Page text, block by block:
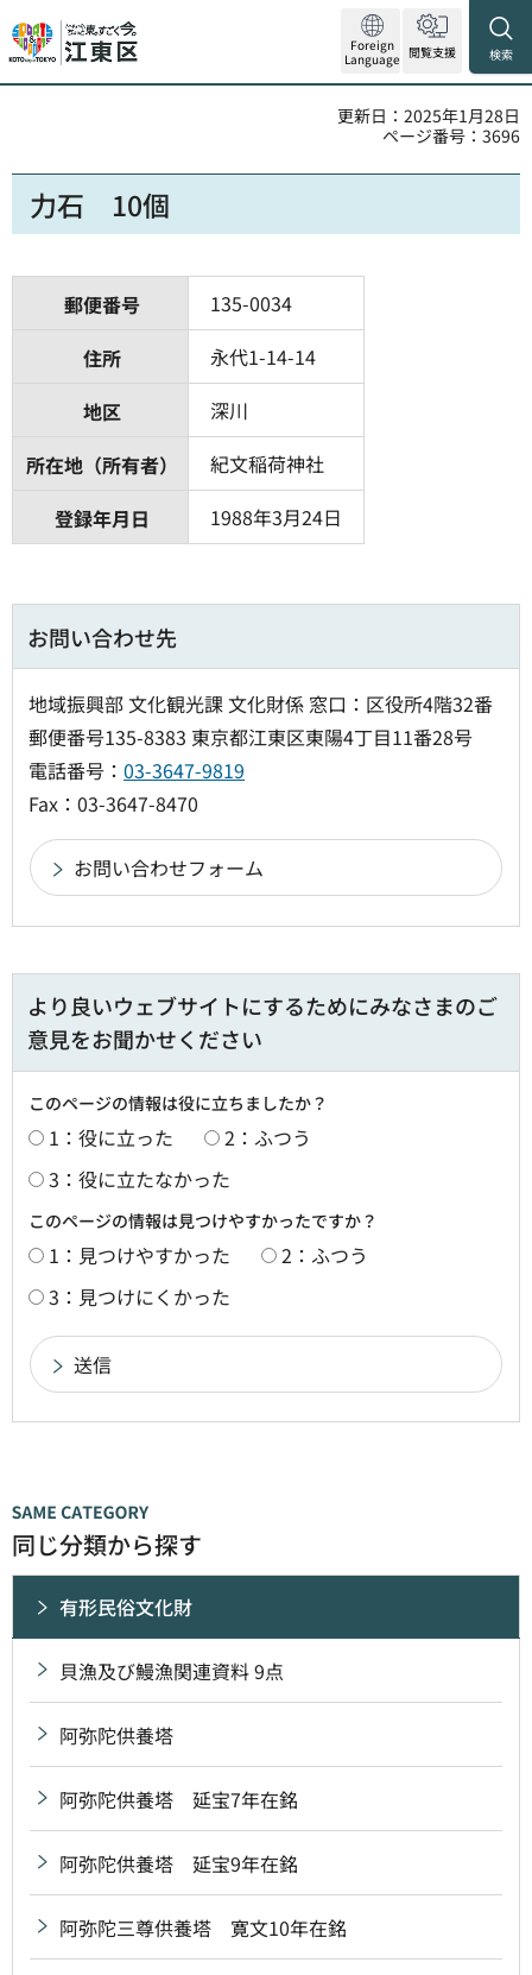
Foreign
Language 閲覧支援 検索
更新日：2025年1月28日
ページ番号：3696
力石 10個
郵便番号
135-0034
住所
永代1-14-14
地区
深川
所在地（所有者）
紀文稲荷神社
登録年月日
1988年3月24日
お問い合わせ先
地域振興部 文化観光課 文化財係 窓口：区役所4階32番
郵便番号135-8383 東京都江東区東陽4丁目11番28号
電話番号： 03-3647-9819
Fax：03-3647-8470
より良いウェブサイトにするためにみなさまのご
意見をお聞かせください
このページの情報は役に立ちましたか？
1：役に立った
2：ふつう
3：役に立たなかった
このページの情報は見つけやすかったですか？
1：見つけやすかった
2：ふつう
3：見つけにくかった
同じ分類から探す
有形民俗文化財
貝漁及び鰻漁関連資料 9点
阿弥陀供養塔
阿弥陀供養塔 延宝7年在銘
阿弥陀供養塔 延宝9年在銘
阿弥陀三尊供養塔 寛文10年在銘